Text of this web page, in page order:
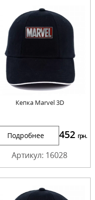
Кепка Marvel 3D
Подробнее 452 грн.
Артикул: 16028